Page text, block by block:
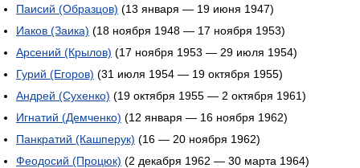
Паисий (Образцов) (13 января — 19 июня 1947)
Иаков (Заика) (18 ноября 1948 — 17 ноября 1953)
Арсений (Крылов) (17 ноября 1953 — 29 июля 1954)
Гурий (Егоров) (31 июля 1954 — 19 октября 1955)
Андрей (Сухенко) (19 октября 1955 — 2 октября 1961)
Игнатий (Демченко) (12 января — 16 ноября 1962)
Панкратий (Кашперук) (16 — 20 ноября 1962)
Феодосий (Процюк) (2 декабря 1962 — 30 марта 1964)